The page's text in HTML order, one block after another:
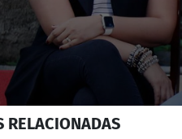
RELACIONADAS